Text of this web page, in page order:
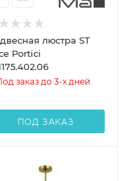
люстра ST
Portici
заказ до 3-х дней
ПОД ЗАКАЗ